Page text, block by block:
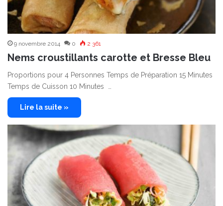
9 novembre 2014 0 2 361
Nems croustillants carotte et Bresse Bleu
Proportions pour 4 Personnes Temps de Préparation 15 Minutes
Temps de Cuisson 10 Minutes …
Lire la suite »